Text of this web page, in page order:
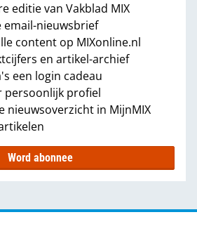
editie van Vakblad MIX
email-nieuwsbrief
content op MIXonline.nl
en artikel-archief
een login cadeau
persoonlijk profiel
nieuwsoverzicht in MijnMIX
Word abonnee